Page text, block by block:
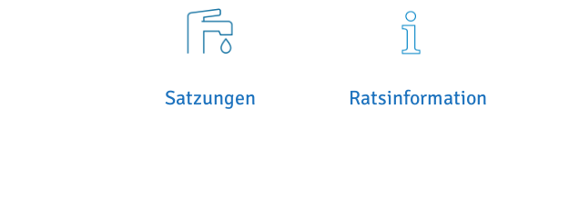
Satzungen Ratsinformation